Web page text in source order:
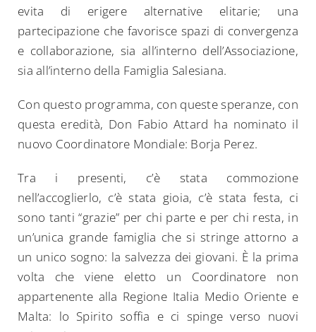
evita di erigere alternative elitarie; una
partecipazione che favorisce spazi di convergenza
e collaborazione, sia all’interno dell’Associazione,
sia all’interno della Famiglia Salesiana.
Con questo programma, con queste speranze, con
questa eredità, Don Fabio Attard ha nominato il
nuovo Coordinatore Mondiale: Borja Perez.
Tra i presenti, c’è stata commozione
nell’accoglierlo, c’è stata gioia, c’è stata festa, ci
sono tanti “grazie” per chi parte e per chi resta, in
un’unica grande famiglia che si stringe attorno a
un unico sogno: la salvezza dei giovani. È la prima
volta che viene eletto un Coordinatore non
appartenente alla Regione Italia Medio Oriente e
Malta: lo Spirito soffia e ci spinge verso nuovi
Search